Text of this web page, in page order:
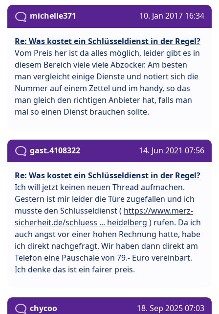
michelle371 10. Jan 2017 16:34
Re: Was kostet ein Schlüsseldienst in der Regel?
Vom Preis her ist da alles möglich, leider gibt es in
diesem Bereich viele viele Abzocker. Am besten
man vergleicht einige Dienste und notiert sich die
Nummer auf einem Zettel und im handy, so das
man gleich den richtigen Anbieter hat, falls man
mal so einen Dienst brauchen sollte.
gast.4108322 14. Jun 2021 07:56
Re: Was kostet ein Schlüsseldienst in der Regel?
Ich will jetzt keinen neuen Thread aufmachen.
Gestern ist mir leider die Türe zugefallen und ich
musste den Schlüsseldienst ( https://www.merz-
sicherheit.de/schluess ... heidelberg ) rufen. Da ich
auch angst vor einer hohen Rechnung hatte, habe
ich direkt nachgefragt. Wir haben dann direkt am
Telefon eine Pauschale von 79.- Euro vereinbart.
Ich denke das ist ein fairer preis.
chycoo 18. Sep 2025 07:03